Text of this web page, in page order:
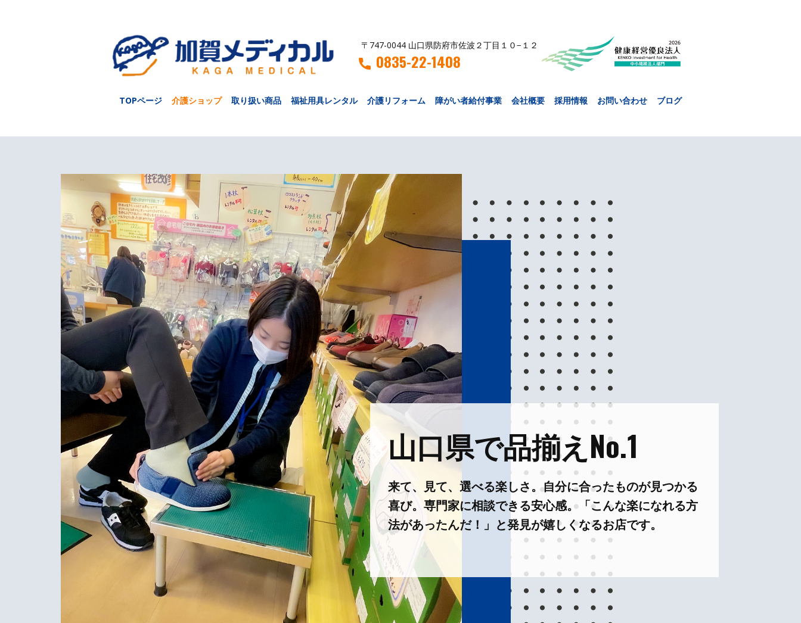
〒747-0044 山口県防府市佐波２丁目１０−１２
0835-22-1408
TOPページ 介護ショップ 取り扱い商品 福祉用具レンタル 介護リフォーム 障がい者給付事業 会社概要 採用情報 お問い合わせ ブログ
山口県で品揃えNo.1
来て、見て、選べる楽しさ。自分に合ったものが見つかる
喜び。専門家に相談できる安心感。「こんな楽になれる方
法があったんだ！」と発見が嬉しくなるお店です。